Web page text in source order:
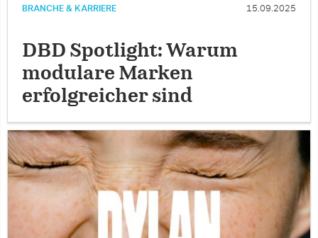
BRANCHE & KARRIERE 15.09.2025
DBD Spotlight: Warum
modulare Marken
erfolgreicher sind